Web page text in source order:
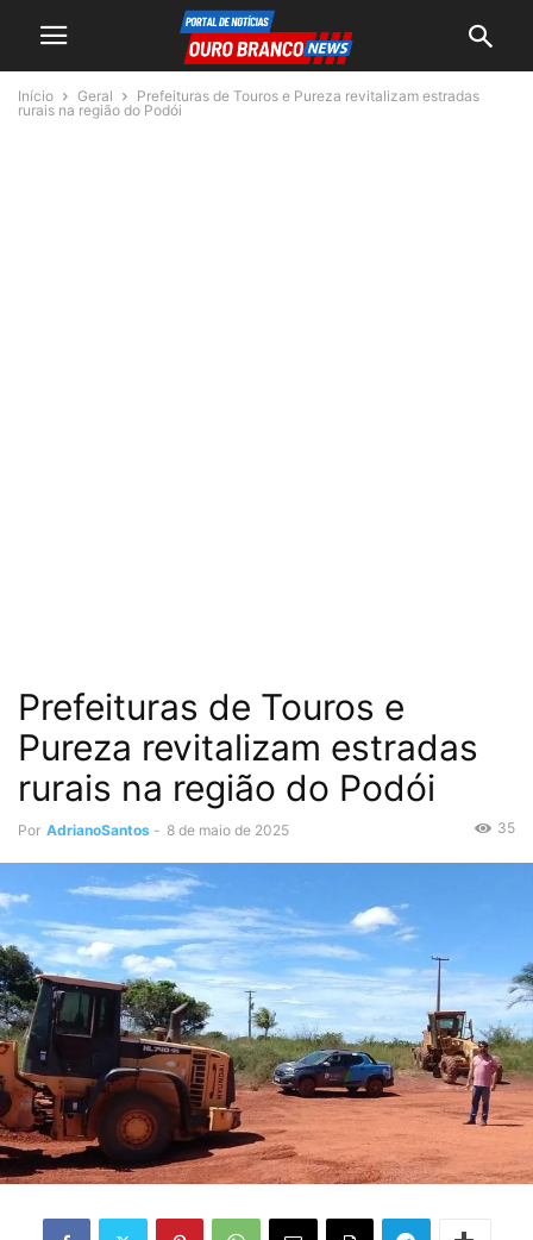
Início Geral
Prefeituras de Touros e Pureza revitalizam estradas
rurais na região do Podói
Prefeituras de Touros e
Pureza revitalizam estradas
rurais na região do Podói
Por AdrianoSantos - 8 de maio de 2025 35